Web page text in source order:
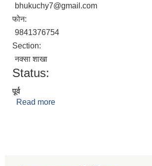
bhukuchy7@gmail.com
फोन:
9841376754
Section:
नक्सा शाखा
Status:
पूर्व
Read more